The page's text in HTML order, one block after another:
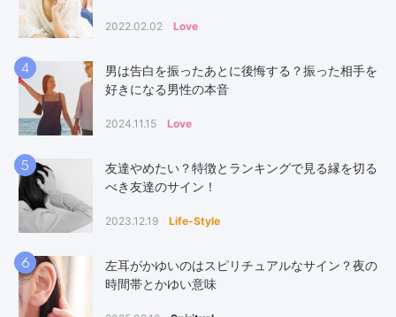
2022.02.02 Love
4
男は告白を振ったあとに後悔する？振った相手を
好きになる男性の本音
2024.11.15 Love
5
友達やめたい？特徴とランキングで見る縁を切る
べき友達のサイン！
2023.12.19 Life-Style
6
左耳がかゆいのはスピリチュアルなサイン？夜の
時間帯とかゆい意味